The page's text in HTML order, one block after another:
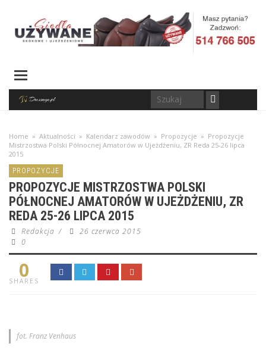
Home » Aktualności » Kalendarz zawodów » Propozycje » Propozycje
Mistrzostwa Polski Północnej Amatorów w Ujeżdżeniu, ZR Reda 25-26 lipca
2015
PROPOZYCJE
PROPOZYCJE MISTRZOSTWA POLSKI
PÓŁNOCNEJ AMATORÓW W UJEŻDŻENIU, ZR
REDA 25-26 LIPCA 2015
Redakcja /
26 czerwca 2015
0
0
SHARES
fot. Franz Venhaus